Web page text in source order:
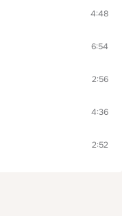
4:48
6:54
2:56
4:36
2:52